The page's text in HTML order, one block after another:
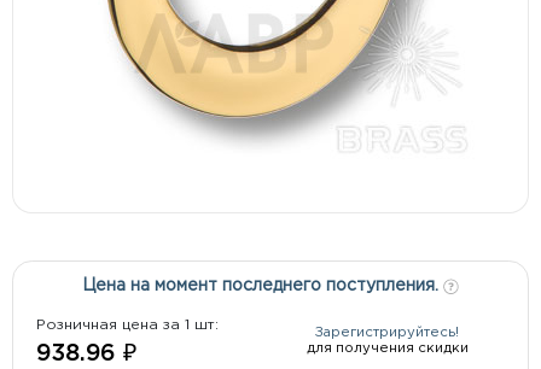
Цена на момент последнего поступления.
Розничная цена за 1 шт:
938.96 ₽
Зарегистрируйтесь!
для получения скидки